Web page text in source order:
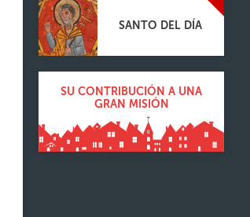
SANTO DEL DÍA
SU CONTRIBUCIÓN A UNA
GRAN MISIÓN